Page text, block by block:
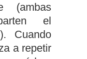
(ambas
el
Cuando
a repetir